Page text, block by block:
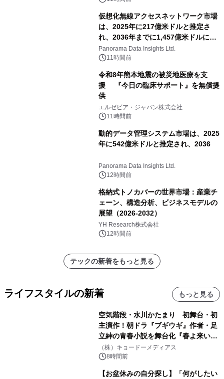
仮想化無線アクセスネットワーク市場
は、2025年に217億米ドルと推定さ
れ、2036年までに1,457億米ドルに達
すると予測されており、予測期間
（2026年～2036年）
Panorama Data Insights Ltd.
11時間前
令和8年熊本地震の被災地医療を支
援 『今日の臨床サポート』を無償提
供
エルゼビア・ジャパン株式会社
11時間前
動的データ管理システム市場は、2025
年に542億米ドルと推定され、2036
Panorama Data Insights Ltd.
12時間前
格納式トノカバーの世界市場：産業チ
ェーン、構造分析、ビジネスモデルの
展望（2026-2032）
YH Research株式会社
12時間前
テックの新着をもっと見る
ライフスタイルの新着 もっと見る
空気階段・水川かたまり 初舞台・初
主演作！朝ドラ『ブギウギ』作者・足
立紳の青春小説を舞台化『春よ来い、
マジで来い』キービジュアル解禁！
（株）キョードーメディアス
8時間前
【お盆休みの自分探し】「何がしたい